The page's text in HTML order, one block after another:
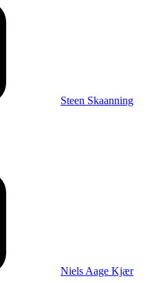
Steen Skaanning
Niels Aage Kjær